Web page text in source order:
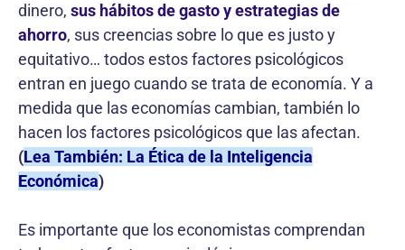
dinero, sus hábitos de gasto y estrategias de
ahorro, sus creencias sobre lo que es justo y
equitativo… todos estos factores psicológicos
entran en juego cuando se trata de economía. Y a
medida que las economías cambian, también lo
hacen los factores psicológicos que las afectan.
(Lea También: La Ética de la Inteligencia
Económica)
Es importante que los economistas comprendan